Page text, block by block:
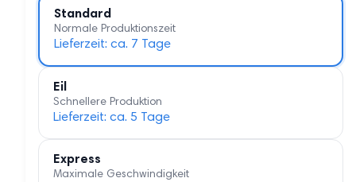
Standard
Normale Produktionszeit
Lieferzeit: ca. 7 Tage
Eil
Schnellere Produktion
Lieferzeit: ca. 5 Tage
Express
Maximale Geschwindigkeit